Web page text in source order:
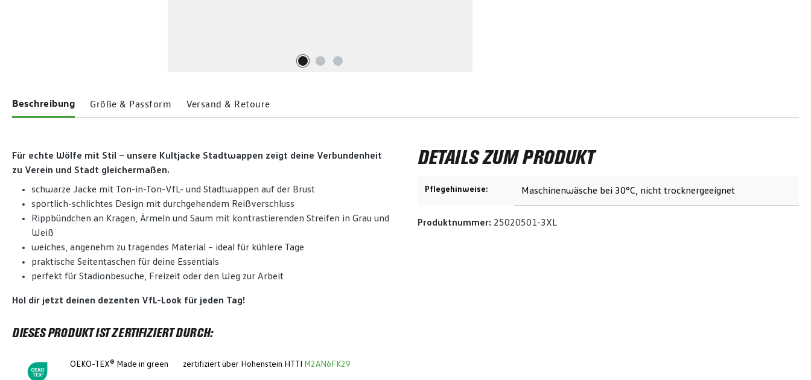
Beschreibung Größe & Passform Versand & Retoure
Für echte Wölfe mit Stil – unsere Kultjacke Stadtwappen zeigt deine Verbundenheit
zu Verein und Stadt gleichermaßen.
schwarze Jacke mit Ton-in-Ton-VfL- und Stadtwappen auf der Brust
sportlich-schlichtes Design mit durchgehendem Reißverschluss
Rippbündchen an Kragen, Ärmeln und Saum mit kontrastierenden Streifen in Grau und
Weiß
weiches, angenehm zu tragendes Material – ideal für kühlere Tage
praktische Seitentaschen für deine Essentials
perfekt für Stadionbesuche, Freizeit oder den Weg zur Arbeit
Hol dir jetzt deinen dezenten VfL-Look für jeden Tag!
DIESES PRODUKT IST ZERTIFIZIERT DURCH:
OEKO-TEX® Made in green zertifiziert über Hohenstein HTTI M2AN6FK29
DETAILS ZUM PRODUKT
Pflegehinweise: Maschinenwäsche bei 30°C, nicht trocknergeeignet
Produktnummer: 25020501-3XL